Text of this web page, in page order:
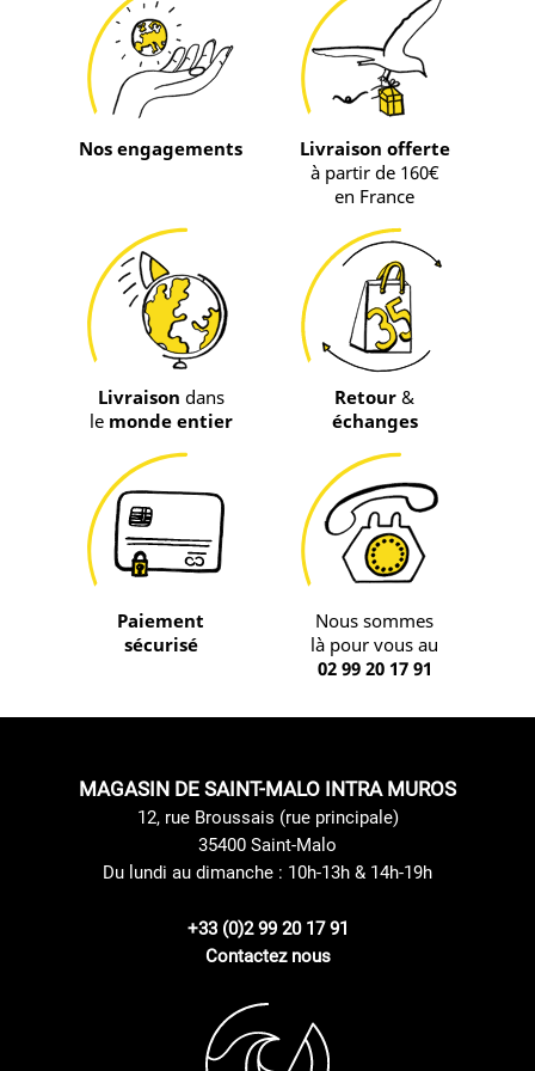
Nos engagements
Livraison offerte
à partir de 160€
en France
Livraison dans
lemonde entier
Retour &
échanges
Paiement
sécurisé
Nous sommes
là pour vous au
02 99 20 17 91
MAGASIN DE SAINT-MALO INTRA MUROS
12, rue Broussais (rue principale)
35400 Saint-Malo
Du lundi au dimanche : 10h-13h & 14h-19h
+33 (0)2 99 20 17 91
Contactez nous